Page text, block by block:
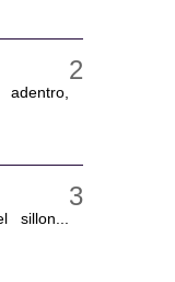
adentro,
sillon...